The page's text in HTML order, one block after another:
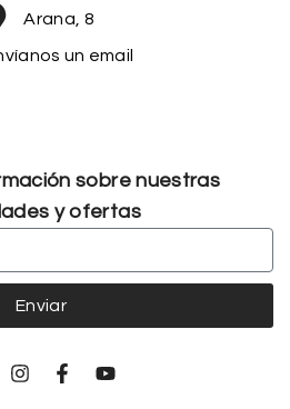
Arana, 8
un email
sobre nuestras
y ofertas
Enviar